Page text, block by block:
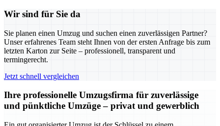
Wir sind für Sie da
Sie planen einen Umzug und suchen einen zuverlässigen Partner?
Unser erfahrenes Team steht Ihnen von der ersten Anfrage bis zum
letzten Karton zur Seite – professionell, transparent und
termingerecht.
Jetzt schnell vergleichen
Ihre professionelle Umzugsfirma für zuverlässige
und pünktliche Umzüge – privat und gewerblich